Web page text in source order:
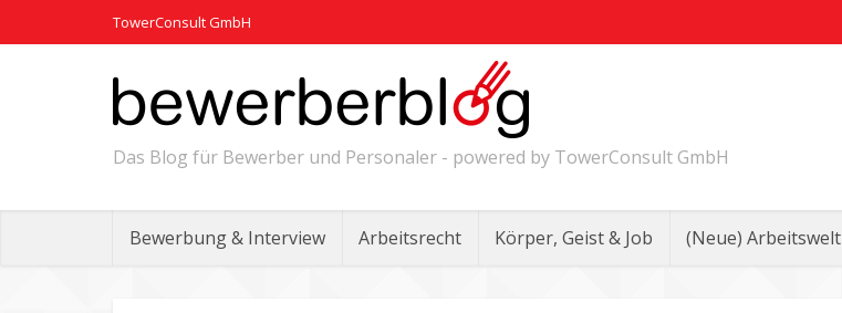
TowerConsult GmbH
Das Blog für Bewerber und Personaler - powered by TowerConsult GmbH
Bewerbung & Interview Arbeitsrecht Körper, Geist & Job (Neue) Arbeitswelt